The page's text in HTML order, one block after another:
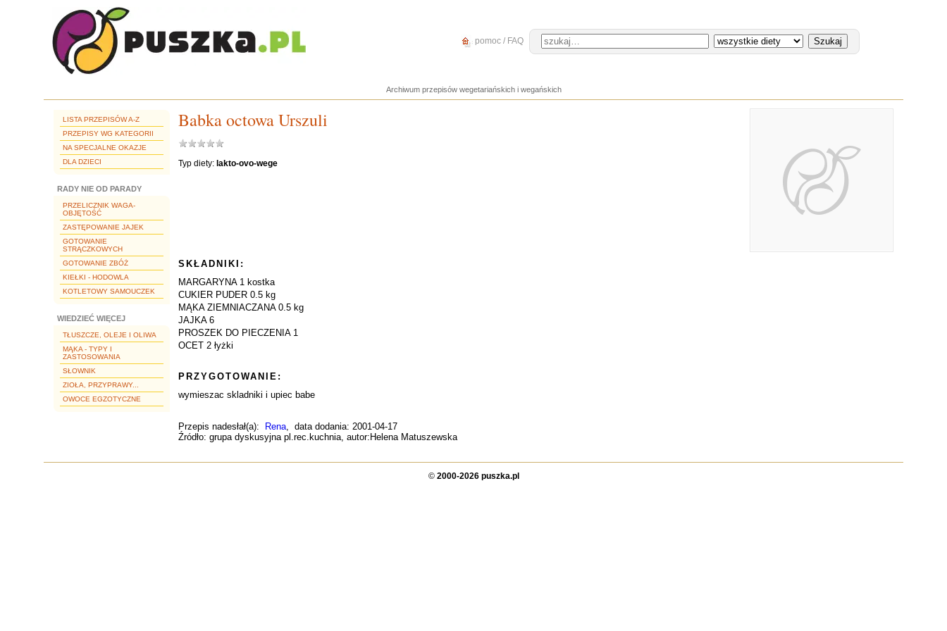
pomoc / FAQ
Archiwum przepisów wegetariańskich i wegańskich
LISTA PRZEPISÓW A-Z
PRZEPISY WG KATEGORII
NA SPECJALNE OKAZJE
DLA DZIECI
RADY NIE OD PARADY
PRZELICZNIK WAGA-
OBJĘTOŚĆ
ZASTĘPOWANIE JAJEK
GOTOWANIE
STRĄCZKOWYCH
GOTOWANIE ZBÓŻ
KIEŁKI - HODOWLA
KOTLETOWY SAMOUCZEK
WIEDZIEĆ WIĘCEJ
TŁUSZCZE, OLEJE I OLIWA
MĄKA - TYPY I
ZASTOSOWANIA
SŁOWNIK
ZIOŁA, PRZYPRAWY...
OWOCE EGZOTYCZNE
Babka octowa Urszuli
Typ diety: lakto-ovo-wege
SKŁADNIKI:
MARGARYNA 1 kostka
CUKIER PUDER 0.5 kg
MĄKA ZIEMNIACZANA 0.5 kg
JAJKA 6
PROSZEK DO PIECZENIA 1
OCET 2 łyżki
PRZYGOTOWANIE:
wymieszac skladniki i upiec babe
Przepis nadesłał(a): Rena, data dodania: 2001-04-17
Źródło: grupa dyskusyjna pl.rec.kuchnia, autor:Helena Matuszewska
© 2000-2026 puszka.pl